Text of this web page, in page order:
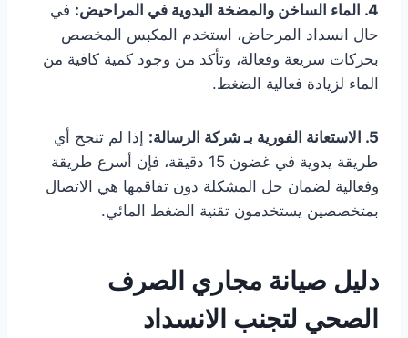
4. الماء الساخن والمضخة اليدوية في المراحيض:
في
حال انسداد المرحاض، استخدم المكبس المخصص
بحركات سريعة وفعالة، وتأكد من وجود كمية كافية من
الماء لزيادة فعالية الضغط.
5. الاستعانة الفورية بـ شركة الرسالة:
إذا لم تنجح أي
طريقة يدوية في غضون 15 دقيقة، فإن أسرع طريقة
وفعالية لضمان حل المشكلة دون تفاقمها هي الاتصال
بمتخصصين يستخدمون تقنية الضغط المائي.
دليل صيانة مجاري الصرف
الصحي لتجنب الانسداد